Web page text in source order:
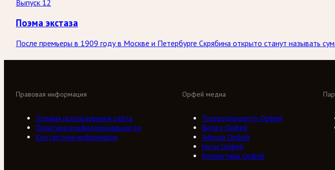
Выпуск 12
Поэма экстаза
После премьеры в 1909 году в Москве и Петербурге Скрябина открыто станут называть
Орфей медиа
Телерадиоцентр Орфей
Видео Орфей
Афиша Орфей
Ноты Орфей
Коллективы Орфей
Правовая информация
Условия использования сайта
Политика конфиденциальности
Контактная информация